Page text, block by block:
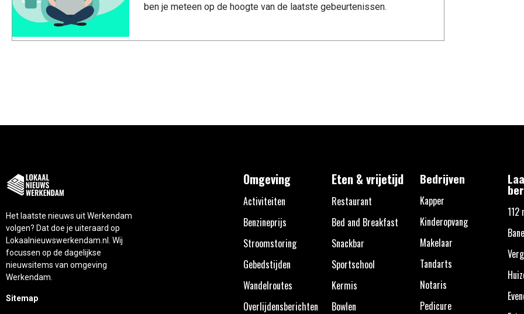
ben je meteen op de hoogte van de laatste gebeurtenissen.
Het laatste nieuws uit Werkendam
volgen? Dat doe je uiteraard op
Lokaalnieuwswerkendam.nl. Wij
focussen op de dagelijkse
nieuwsitems van omgeving
Werkendam.
Sitemap
Omgeving
Activiteiten
Benzineprijs
Stroomstoring
Gebedstijden
Wandelroutes
Overlijdensberichten
Eten & vrijetijd
Restaurant
Bed and Breakfast
Snackbar
Sportschool
Kermis
Bowlen
Bedrijven
Kapper
Kinderopvang
Makelaar
Tandarts
Notaris
Pedicure
112